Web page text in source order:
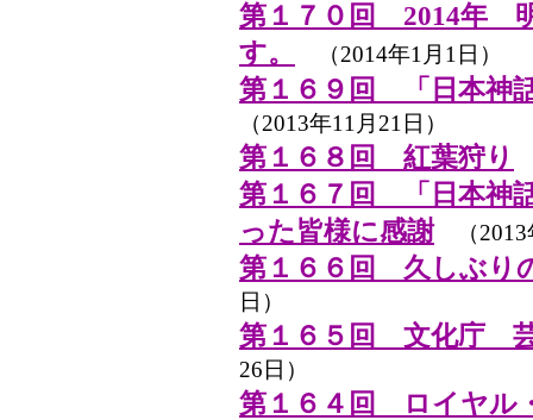
第１７０回 2014年
す。
（2014年1月1日）
第１６９回 「日本神
（2013年11月21日）
第１６８回 紅葉狩り
第１６７回 「日本神
った皆様に感謝（2013
第１６６回 久しぶり
日）
第１６５回 文化庁
26日）
第１６４回 ロイヤル